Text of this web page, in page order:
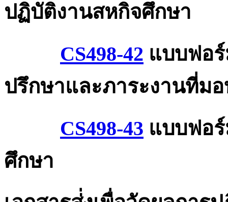
ปฏิบัติงานสหกิจศึกษา
CS498-42 แบบฟอ
ปรึกษาและภาระงานที่ม
CS498-43 แบบฟอ
ศึกษา